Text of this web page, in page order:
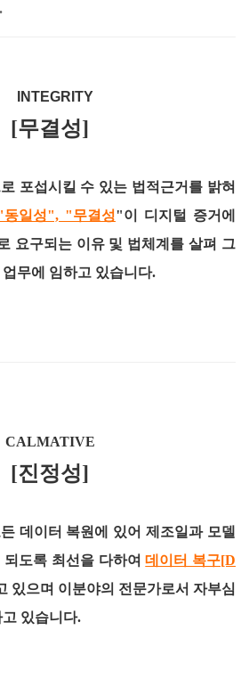
INTEGRITY
[무결성]
포섭시킬 수 있는 법적근거를 밝혀
동일성", "무결성"이 디지털 증거에
요구되는 이유 및 법체계를 살펴 그
무에 임하고 있습니다.
CALMATIVE
[진정성]
데이터 복원에 있어 제조일과 모델
되도록 최선을 다하여데이터 복구[D
있으며 이분야의 전문가로서 자부심
있습니다.